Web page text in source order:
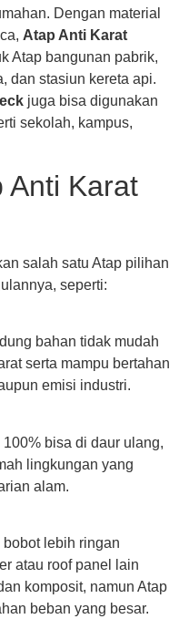
Dengan material
Atap Anti Karat
Atap bangunan pabrik,
dan stasiun kereta api.
juga bisa digunakan
sekolah, kampus,
Anti Karat
salah satu Atap pilihan
seperti:
bahan tidak mudah
serta mampu bertahan
emisi industri.
bisa di daur ulang,
lingkungan yang
alam.
lebih ringan
atau roof panel lain
komposit, namun Atap
beban yang besar.